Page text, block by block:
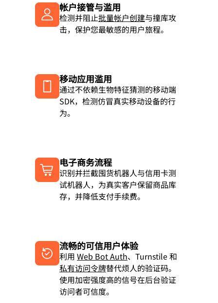
帐户接管与滥用
检测并阻止批量帐户创建与撞库攻
击，保护您最敏感的用户旅程。
移动应用滥用
通过不依赖生物特征猜测的移动端
SDK，检测仿冒真实移动设备的行
为。
电子商务流程
识别并拦截囤货机器人与信用卡测
试机器人，为真实客户保留商品库
存，并降低支付手续费。
流畅的可信用户体验
利用 Web Bot Auth、Turnstile 和
私有访问令牌替代烦人的验证码。
使用加密强度高的信号在后台验证
访问者可信度。